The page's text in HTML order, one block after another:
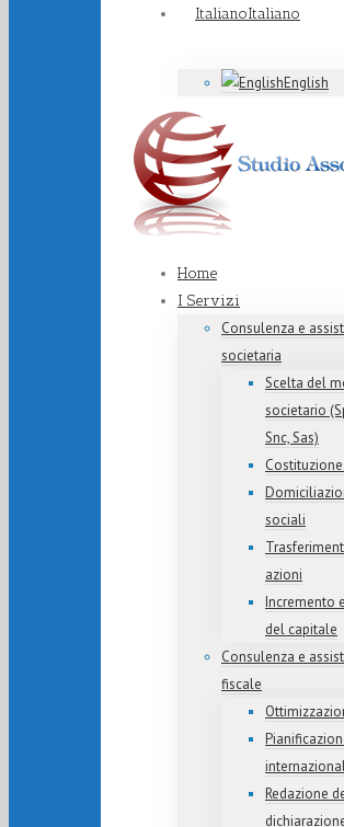
Italiano
English
Home
I Servizi
Consulenza e
societaria
Scelta del
societario
Snc, Sas)
sociali
azioni
Incremento
del capitale
Consulenza e
fiscale
Redazione